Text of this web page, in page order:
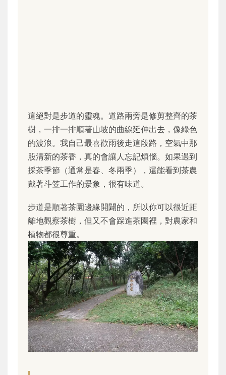
這絕對是步道的靈魂。道路兩旁是修剪整齊的茶
樹，一排一排順著山坡的曲線延伸出去，像綠色
的波浪。我自己最喜歡雨後走這段路，空氣中那
股清新的茶香，真的會讓人忘記煩惱。如果遇到
採茶季節（通常是春、冬兩季），還能看到茶農
戴著斗笠工作的景象，很有味道。
步道是順著茶園邊緣開闢的，所以你可以很近距
離地觀察茶樹，但又不會踩進茶園裡，對農家和
植物都很尊重。